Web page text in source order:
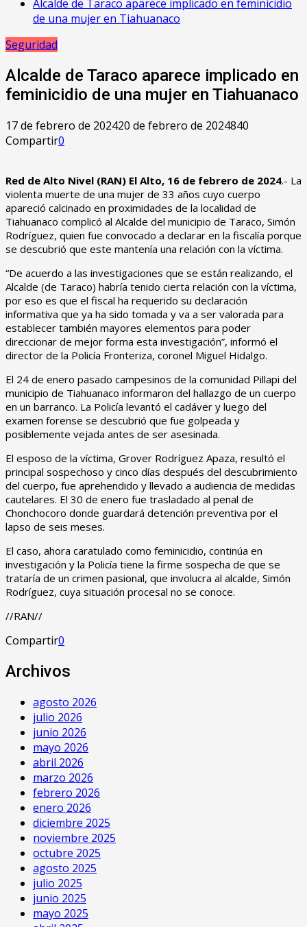
Alcalde de Taraco aparece implicado en feminicidio
de una mujer en Tiahuanaco
Seguridad
Alcalde de Taraco aparece implicado en
feminicidio de una mujer en Tiahuanaco
17 de febrero de 202420 de febrero de 2024840
Compartir0
Red de Alto Nivel (RAN) El Alto, 16 de febrero de 2024.- La
violenta muerte de una mujer de 33 años cuyo cuerpo
apareció calcinado en proximidades de la localidad de
Tiahuanaco complicó al Alcalde del municipio de Taraco, Simón
Rodríguez, quien fue convocado a declarar en la fiscalía porque
se descubrió que este mantenía una relación con la víctima.
“De acuerdo a las investigaciones que se están realizando, el
Alcalde (de Taraco) habría tenido cierta relación con la víctima,
por eso es que el fiscal ha requerido su declaración
informativa que ya ha sido tomada y va a ser valorada para
establecer también mayores elementos para poder
direccionar de mejor forma esta investigación”, informó el
director de la Policía Fronteriza, coronel Miguel Hidalgo.
El 24 de enero pasado campesinos de la comunidad Pillapi del
municipio de Tiahuanaco informaron del hallazgo de un cuerpo
en un barranco. La Policía levantó el cadáver y luego del
examen forense se descubrió que fue golpeada y
posiblemente vejada antes de ser asesinada.
El esposo de la víctima, Grover Rodríguez Apaza, resultó el
principal sospechoso y cinco días después del descubrimiento
del cuerpo, fue aprehendido y llevado a audiencia de medidas
cautelares. El 30 de enero fue trasladado al penal de
Chonchocoro donde guardará detención preventiva por el
lapso de seis meses.
El caso, ahora caratulado como feminicidio, continúa en
investigación y la Policía tiene la firme sospecha de que se
trataría de un crimen pasional, que involucra al alcalde, Simón
Rodríguez, cuya situación procesal no se conoce.
//RAN//
Compartir0
Archivos
agosto 2026
julio 2026
junio 2026
mayo 2026
abril 2026
marzo 2026
febrero 2026
enero 2026
diciembre 2025
noviembre 2025
octubre 2025
agosto 2025
julio 2025
junio 2025
mayo 2025